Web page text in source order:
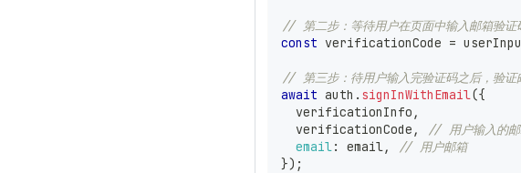
// 第二步：等待用户在页面中输入邮箱验证
const verificationCode =
// 第三步：待用户输入完验证码之后，验证
await auth . signInWithEmail({
  verificationInfo
,
  verificationCode
,
// 用户输入的邮
email: email,
// 用户邮箱
}) ;